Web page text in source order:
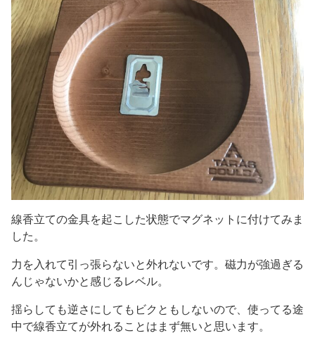
線香立ての金具を起こした状態でマグネットに付けてみま
した。
力を入れて引っ張らないと外れないです。磁力が強過ぎる
んじゃないかと感じるレベル。
揺らしても逆さにしてもビクともしないので、使ってる途
中で線香立てが外れることはまず無いと思います。